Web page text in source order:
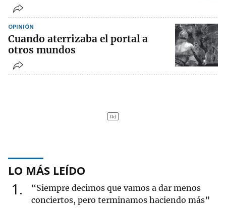
OPINIÓN
Cuando aterrizaba el portal a
otros mundos
LO MÁS LEÍDO
1
“Siempre decimos que vamos a dar menos
conciertos, pero terminamos haciendo más”